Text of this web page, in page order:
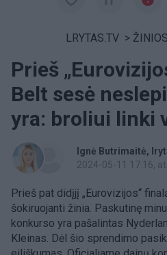
LRYTAS.TV > ŽINIOS
Prieš
Belt sesė
yra: broliui linki
Ignė Butrimaitė
2024-05-11 17:16,
Prieš pat didįjį „Eurovizijos“
šokiruojanti žinia. Paskutinę
konkurso yra pašalintas
Kleinas. Dėl šio sprendimo